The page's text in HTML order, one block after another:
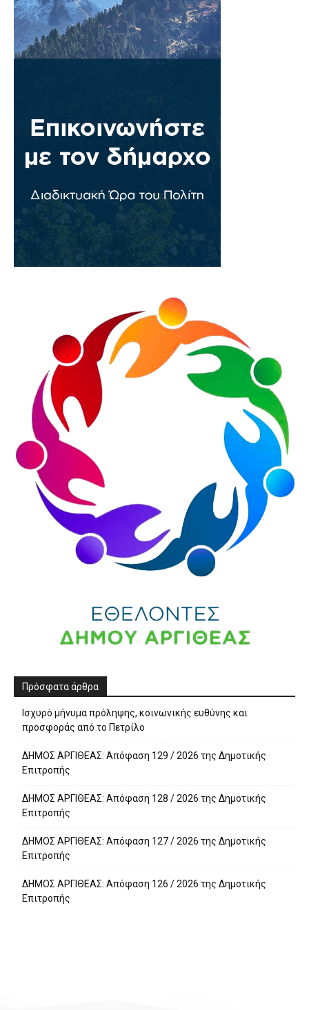
Πρόσφατα άρθρα
Ισχυρό μήνυμα πρόληψης, κοινωνικής ευθύνης και
προσφοράς από το Πετρίλο
ΔΗΜΟΣ ΑΡΓΙΘΕΑΣ: Απόφαση 129 / 2026 της Δημοτικής
Επιτροπής
ΔΗΜΟΣ ΑΡΓΙΘΕΑΣ: Απόφαση 128 / 2026 της Δημοτικής
Επιτροπής
ΔΗΜΟΣ ΑΡΓΙΘΕΑΣ: Απόφαση 127 / 2026 της Δημοτικής
Επιτροπής
ΔΗΜΟΣ ΑΡΓΙΘΕΑΣ: Απόφαση 126 / 2026 της Δημοτικής
Επιτροπής